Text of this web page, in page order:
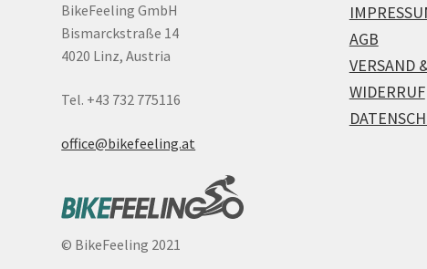
BikeFeeling GmbH
Bismarckstraße 14
4020 Linz, Austria
Tel. +43 732 775116
office@bikefeeling.at
© BikeFeeling 2021
AGB
VERSAND
WIDERRUF